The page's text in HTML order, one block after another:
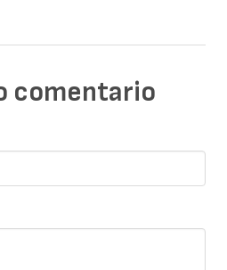
comentario